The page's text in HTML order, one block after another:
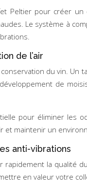
Peltier pour créer
Le système à
de l’air
du vin.
de
pour éliminer
et maintenir un
anti-vibrations
rapidement la qualité
en valeur votre